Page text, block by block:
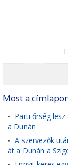
Most a
• Parti őrség
a Dunán
• A szervezők
át a Dunán a